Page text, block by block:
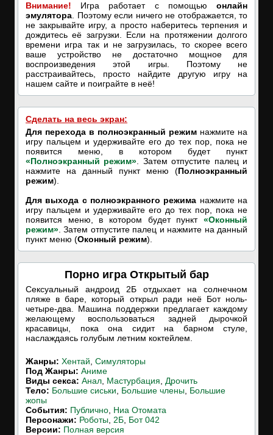
Внимание! Игра работает с помощью онлайн
эмулятора . Поэтому если ничего не отображается, то
не закрывайте игру, а просто наберитесь терпения и
дождитесь её загрузки. Если на протяжении долгого
времени игра так и не загрузилась, то скорее всего
ваше устройство не достаточно мощное для
воспроизведения этой игры. Поэтому не
расстраивайтесь, просто найдите другую игру на
нашем сайте и поиграйте в неё!
Сделать на весь экран:
Для перехода в полноэкранный режим нажмите на
игру пальцем и удерживайте его до тех пор, пока не
появится меню, в котором будет пункт
«Полноэкранный режим» . Затем отпустите палец и
нажмите на данный пункт меню (Полноэкранный
режим).
Для выхода с полноэкранного режима нажмите на
игру пальцем и удерживайте его до тех пор, пока не
появится меню, в котором будет пункт «Оконный
режим» . Затем отпустите палец и нажмите на данный
пункт меню (Оконный режим).
Порно игра Открытый бар
Сексуальный андроид 2Б отдыхает на солнечном
пляже в баре, который открыл ради неё Бот ноль-
четыре-два. Машина поддержки предлагает каждому
желающему воспользоваться задней дырочкой
красавицы, пока она сидит на барном стуле,
наслаждаясь голубым летним коктейлем.
Жанры: Хентай Симуляторы
Под Жанры: Аниме
Виды секса: Анал Мастурбация
Дрочить
Тело: Большие сиськи Большие члены Большие
жопы
События: Публично Ниа Отомата
Персонажи: Роботы 2Б Бот 042
Версии: Полная версия